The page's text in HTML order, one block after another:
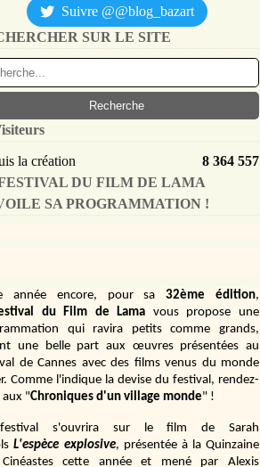
Suivre @@blog_bazart
SUR LE SITE
la création
8 364 557
DU FILM DE LAMA
SA PROGRAMMATION !
année encore, pour sa 32ème édition,
du Film de Lama vous propose une
qui ravira petits comme grands,
une belle part aux œuvres présentées au
de Cannes avec des films venus du monde
Comme l'indique la devise du festival, rendez-
aux "Chroniques d'un village monde" !
s'ouvrira sur le film de Sarah
L'espèce explosive, présentée à la Quinzaine
cette année et mené par Alexis